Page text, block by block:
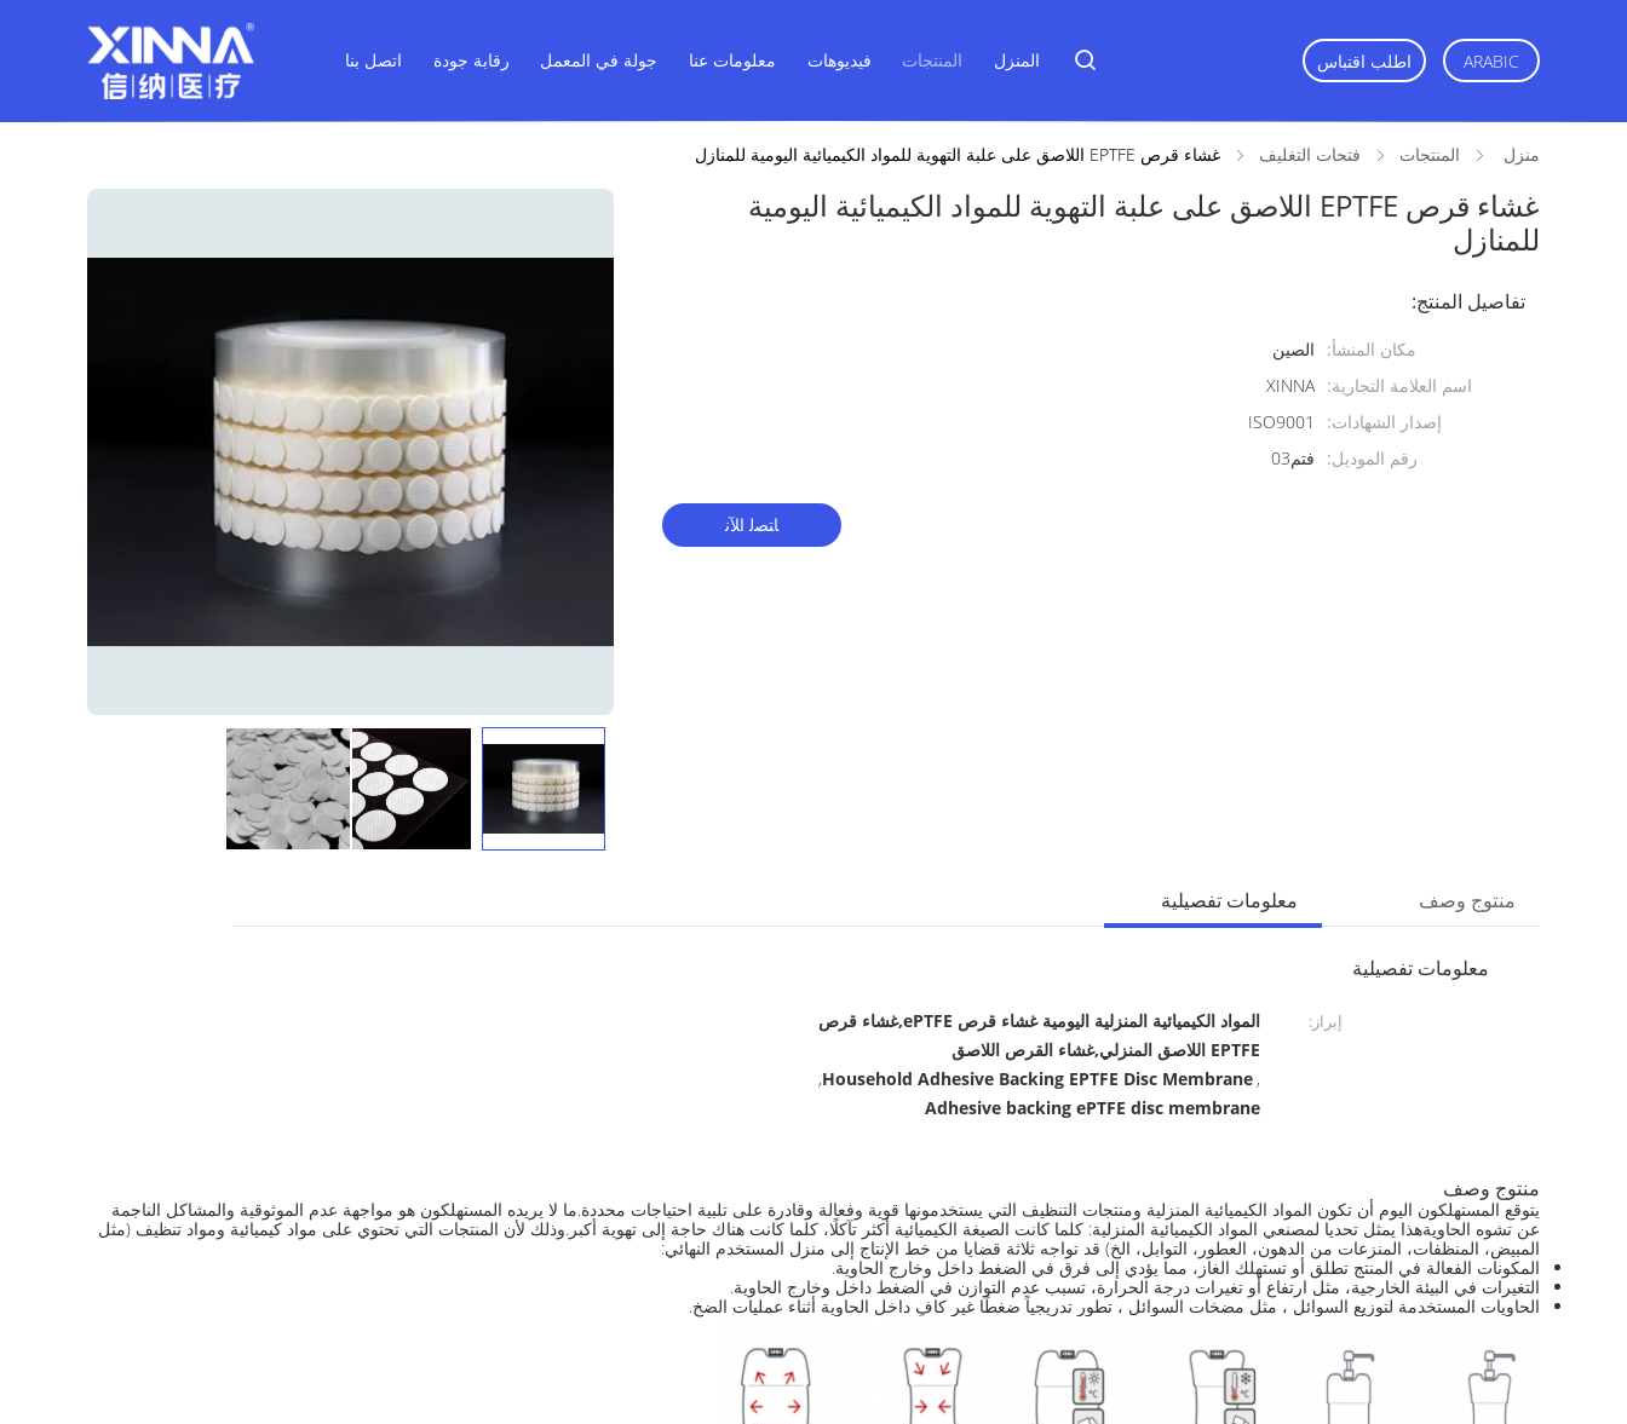
المنزل المنتجات فيديوهات معلومات عنا جولة في المعمل رقابة جودة اتصل بنا اطلب اقتباس ARABIC
منزل المنتجات فتحات التغليف غشاء قرص EPTFE اللاصق على علبة التهوية للمواد الكيميائية اليومية للمنازل
غشاء قرص EPTFE اللاصق على علبة التهوية للمواد الكيميائية اليومية
للمنازل
تفاصيل المنتج:
مكان المنشأ:
الصين
اسم العلامة التجارية: XINNA
إصدار الشهادات:
ISO9001
رقم الموديل:
فتم03
ﺎﺘﺼﻟ ﺍﻶﻧ
معلومات تفصيلية منتوج وصف
معلومات تفصيلية
إبراز:
المواد الكيميائية المنزلية اليومية غشاء قرص ePTFE,غشاء قرص
EPTFE اللاصق المنزلي,غشاء القرص اللاصق
,
Household Adhesive Backing EPTFE Disc Membrane
,
Adhesive backing ePTFE disc membrane
منتوج وصف
يتوقع المستهلكون اليوم أن تكون المواد الكيميائية المنزلية ومنتجات التنظيف التي يستخدمونها قوية وفعالة وقادرة على تلبية احتياجات محددة.ما لا يريده المستهلكون هو مواجهة عدم الموثوقية والمشاكل الناجمة
عن تشوه الحاويةهذا يمثل تحديا لمصنعي المواد الكيميائية المنزلية: كلما كانت الصيغة الكيميائية أكثر تآكلًا، كلما كانت هناك حاجة إلى تهوية أكبر.وذلك لأن المنتجات التي تحتوي على مواد كيميائية ومواد تنظيف (مثل
المبيض، المنظفات، المنزعات من الدهون، العطور، التوابل، الخ) قد تواجه ثلاثة قضايا من خط الإنتاج إلى منزل المستخدم النهائي:
المكونات الفعالة في المنتج تطلق أو تستهلك الغاز، مما يؤدي إلى فرق في الضغط داخل وخارج الحاوية.
التغيرات في البيئة الخارجية، مثل ارتفاع أو تغيرات درجة الحرارة، تسبب عدم التوازن في الضغط داخل وخارج الحاوية.
الحاويات المستخدمة لتوزيع السوائل ، مثل مضخات السوائل ، تطور تدريجياً ضغطًا غير كافٍ داخل الحاوية أثناء عمليات الضخ.